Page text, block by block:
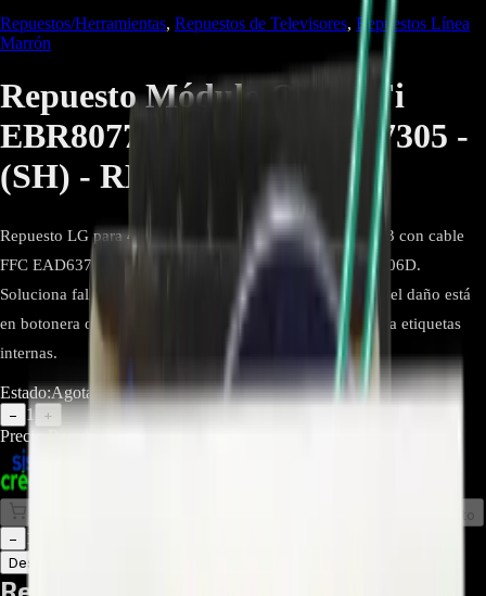
Repuestos/Herramientas, Repuestos de Televisores, Repuestos Línea
Marrón
Repuesto Módulo ON WiFi
EBR80772103 / EAD63787305 -
(SH) - REP-153
Repuesto LG para 43LH573T: botonera/IR EBR80772103 con cable
FFC EAD63787305, enlace del módulo Wi-Fi TWFM-B006D.
Soluciona fallas de encendido, IR y conectividad cuando el daño está
en botonera o flex. Compra por número de parte y verifica etiquetas
internas.
Estado:Agotado
− 1 +
Precio Regular:
Añadir al Carrito
−
1
Descripción